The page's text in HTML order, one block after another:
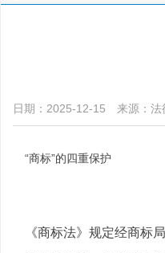
日期：2025-12-15 来源：法
“商标”的四重保护
《商标法》规定经商标